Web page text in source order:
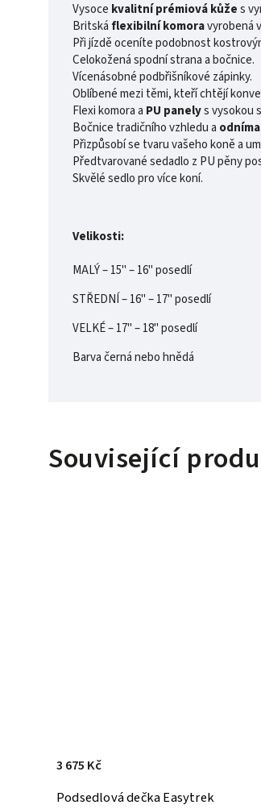
Vysoce kvalitní prémiová kůžes
Britská flexibilní komoravyrobená
Při jízdě oceníte podobnost
Celokožená spodní strana a bočnice.
Vícenásobné podbřišníkové zápinky.
Oblíbené mezi těmi, kteří chtějí
Flexi komora a PU panelys vysokou
Bočnice tradičního vzhledu a
Přizpůsobí se tvaru vašeho koně a
Předtvarované sedadlo z PU pěny
Skvělé sedlo pro více koní.
Velikosti:
MALÝ – 15" – 16" posedlí
STŘEDNÍ – 16" – 17" posedlí
VELKÉ – 17" – 18" posedlí
Barva černá nebo hnědá
Související
Podsedlová dečka Easytrek
3 675 Kč